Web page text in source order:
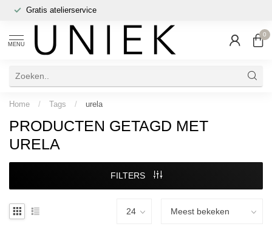
Gratis atelierservice
MENU
0
Home / Tags / urela
PRODUCTEN GETAGD MET
URELA
FILTERS